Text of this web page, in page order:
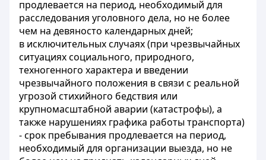
продлевается на период, необходимый для
расследования уголовного дела, но не более
чем на девяносто календарных дней;
в исключительных случаях (при чрезвычайных
ситуациях социального, природного,
техногенного характера и введении
чрезвычайного положения в связи с реальной
угрозой стихийного бедствия или
крупномасштабной аварии (катастрофы), а
также нарушениях графика работы транспорта)
- срок пребывания продлевается на период,
необходимый для организации выезда, но не